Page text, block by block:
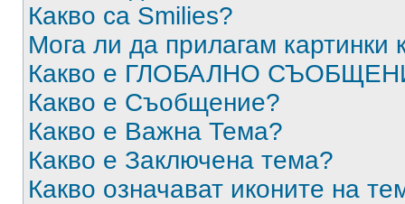
Какво са Smilies?
Мога ли да прилагам
Какво е ГЛОБАЛНО
Какво е Съобщение?
Какво е Важна Тема?
Какво е Заключена тема?
Какво означават иконите на